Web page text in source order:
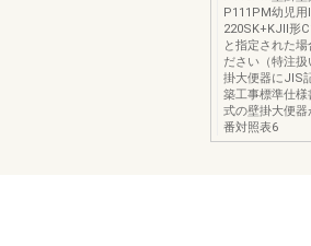
P111PM幼児用
220SK+KJⅡ形
と指定された
ださい（特注
掛大便器にJIS
築工事標準仕
式の壁掛大便
番対照表6